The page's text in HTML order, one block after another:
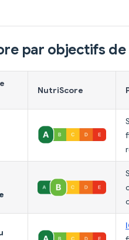
par objectifs de
NutriScore